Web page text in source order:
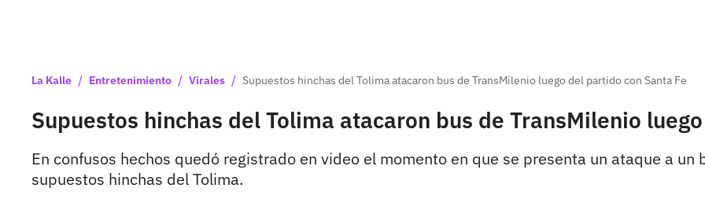
La Kalle / Entretenimiento / Virales / Supuestos hinchas del Tolima atacaron bus de TransMilenio luego del partido con Santa Fe
Supuestos hinchas del Tolima atacaron bus de TransMilenio
En confusos hechos quedó registrado en video el momento en que se presenta un ataque a
supuestos hinchas del Tolima.